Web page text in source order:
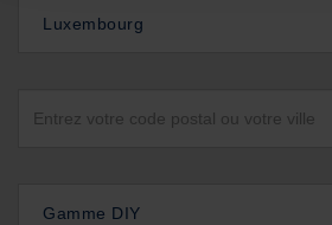
Luxembourg
Gamme DIY